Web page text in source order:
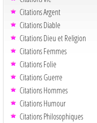
Citations Argent
Citations Diable
Citations Dieu et Religion
Citations Femmes
Citations Folie
Citations Guerre
Citations Hommes
Citations Humour
Citations Philosophiques